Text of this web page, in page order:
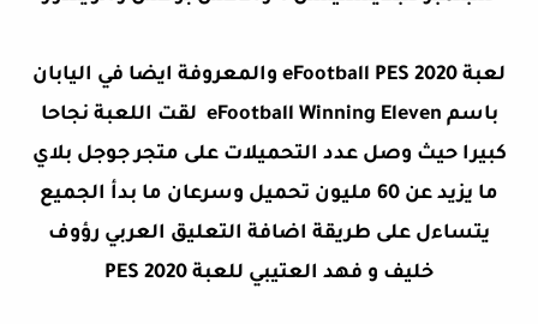
لعبة eFootball PES 2020 والمعروفة ايضا في اليابان
باسم eFootball Winning Eleven لقت اللعبة نجاحا
كبيرا حيث وصل عدد التحميلات على متجر جوجل بلاي
ما يزيد عن 60 مليون تحميل وسرعان ما بدأ الجميع
يتساءل على طريقة اضافة التعليق العربي رؤوف
خليف و فهد العتيبي للعبة PES 2020